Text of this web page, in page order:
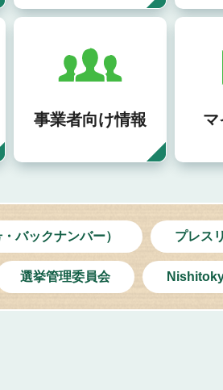
事業者向け情報
マ
バックナンバー） プレス
選挙管理委員会